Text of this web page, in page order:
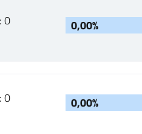
0 0,00%
0 0,00%